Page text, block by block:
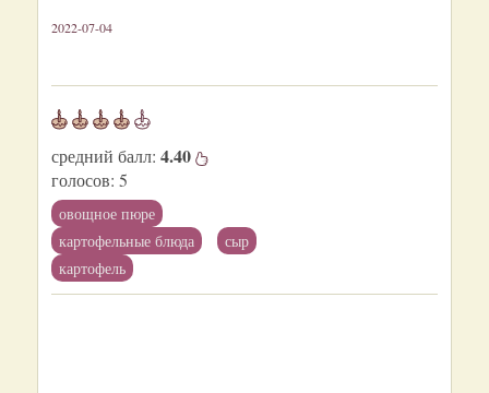
2022-07-04
средний балл: 4.40
голосов: 5
овощное пюре
картофельные блюда
сыр
картофель